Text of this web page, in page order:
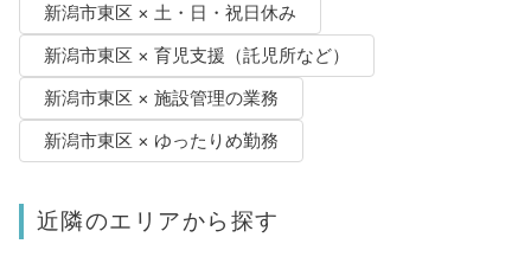
新潟市東区 × 土・日・祝日休み
新潟市東区 × 育児支援（託児所など）
新潟市東区 × 施設管理の業務
新潟市東区 × ゆったりめ勤務
近隣のエリアから探す